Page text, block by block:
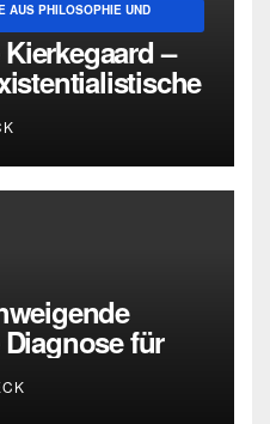
AUS PHILOSOPHIE UND
–
für